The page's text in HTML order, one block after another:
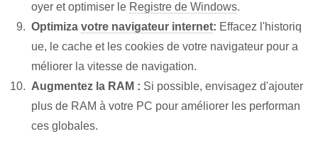
oyer et optimiser le Registre de Windows.
Optimiza votre navigateur internet: Effacez l'historiq
ue, le cache et les cookies de votre navigateur pour a
méliorer la vitesse de navigation.
Augmentez la RAM : Si possible, envisagez d'ajouter
plus de RAM à votre PC pour améliorer les performan
ces globales.